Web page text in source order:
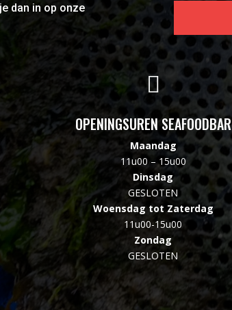
dan in op onze

OPENINGSUREN SEAFOODBAR
Maandag
11u00 – 15u00
Dinsdag
GESLOTEN
Woensdag tot Zaterdag
11u00-15u00
Zondag
GESLOTEN